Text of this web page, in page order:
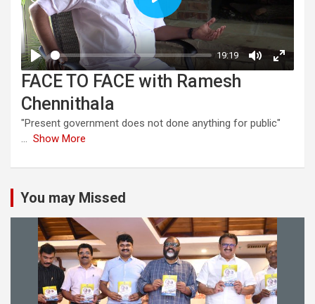
FACE TO FACE with Ramesh
Chennithala
"Present government does not done anything for public"
... Show More
You may Missed